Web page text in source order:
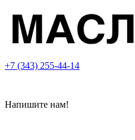
+7 (343) 255-44-14
Напишите нам!